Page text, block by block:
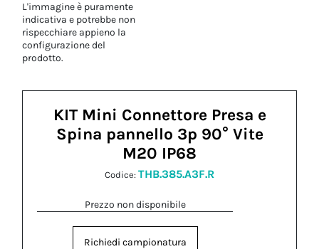
L'immagine è puramente
indicativa e potrebbe non
rispecchiare appieno la
configurazione del
prodotto.
KIT Mini Connettore Presa e
Spina pannello 3p 90° Vite
M20 IP68
Codice: THB.385.A3F.R
Prezzo non disponibile
Richiedi campionatura